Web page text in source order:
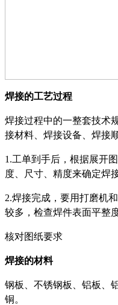
焊接的工艺过程
焊接过程中的一整套技术
接材料、焊接设备、焊接
1.工单到手后，根据展开
度、尺寸、精度来确定焊
2.焊接完成，要用打磨机
较多，检查焊件表面平整
核对图纸要求
焊接的材料
钢板 不锈钢板 铝板、
铜 。